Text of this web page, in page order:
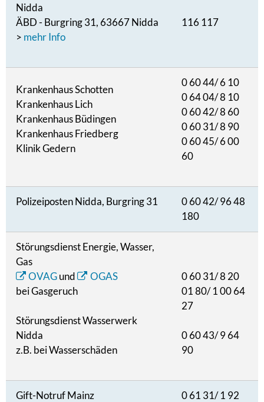
Nidda
ÄBD - Burgring 31, 63667 Nidda
> mehr Info
116 117
Krankenhaus Schotten
Krankenhaus Lich
Krankenhaus Büdingen
Krankenhaus Friedberg
Klinik Gedern
0 60 44/ 6 10
0 64 04/ 8 10
0 60 42/ 8 60
0 60 31/ 8 90
0 60 45/ 6 00
60
Polizeiposten Nidda, Burgring 31
0 60 42/ 96 48
180
Störungsdienst Energie, Wasser,
Gas
OVAGund
OGAS
bei Gasgeruch
Störungsdienst Wasserwerk
Nidda
z.B. bei Wasserschäden
0 60 31/ 8 20
01 80/ 1 00 64
27
0 60 43/ 9 64
90
Gift-Notruf Mainz
0 61 31/ 1 92